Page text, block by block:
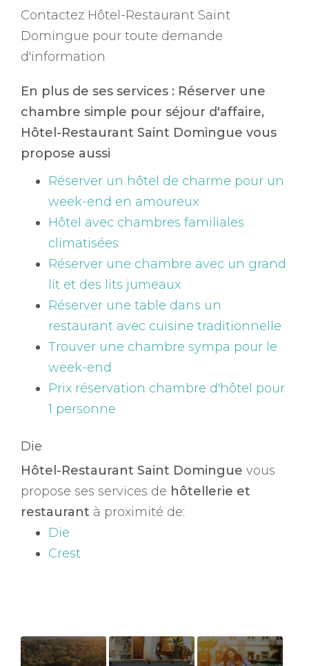
Contactez Hôtel-Restaurant Saint
Domingue pour toute demande
d'information
En plus de ses services : Réserver une
chambre simple pour séjour d'affaire,
Hôtel-Restaurant Saint Domingue vous
propose aussi
Réserver un hôtel de charme pour un
week-end en amoureux
Hôtel avec chambres familiales
climatisées
Réserver une chambre avec un grand
lit et des lits jumeaux
Réserver une table dans un
restaurant avec cuisine traditionnelle
Trouver une chambre sympa pour le
week-end
Prix réservation chambre d'hôtel pour
1 personne
Die
Hôtel-Restaurant Saint Domingue vous
propose ses services de hôtellerie et
restaurant à proximité de:
Die
Crest